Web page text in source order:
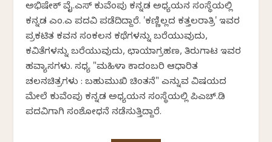
ಅಭಿಷೇಕ್ ವೈ.ಎಸ್ ಕುವೆಂಪು ಕನ್ನಡ ಅಧ್ಯಯನ ಸಂಸ್ಥೆಯಲ್ಲಿ
ಕನ್ನಡ ಎಂ.ಎ ಪದವಿ ಪಡೆದಿದ್ದಾರೆ. 'ಕಣ್ಣಿಲ್ಲದ ಕತ್ತಲರಾತ್ರಿ' ಇವರ
ಪ್ರಕಟಿತ ಕವನ ಸಂಕಲನ ಕಥೆಗಳನ್ನು ಬರೆಯುವುದು,
ಕವಿತೆಗಳನ್ನು ಬರೆಯುವುದು, ಛಾಯಾಗ್ರಹಣ, ತಿರುಗಾಟ ಇವರ
ಹವ್ಯಾಸಗಳು. ಸಧ್ಯ "ಮಹಿಳಾ ಕಾದಂಬರಿ ಆಧಾರಿತ
ಚಲನಚಿತ್ರಗಳು : ಬಹುಮುಖಿ ಚಿಂತನೆ" ಎನ್ನುವ ವಿಷಯದ
ಮೇಲೆ ಕುವೆಂಪು ಕನ್ನಡ ಅಧ್ಯಯನ ಸಂಸ್ಥೆಯಲ್ಲಿ ಪಿಎಚ್.ಡಿ
ಪದವಿಗಾಗಿ ಸಂಶೋಧನೆ ನಡೆಸುತ್ತಿದ್ದಾರೆ.